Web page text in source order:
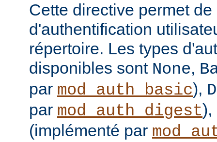
Cette directive permet
d'authentification
répertoire. Les types
disponibles sont None,
par mod_auth_basic),
par mod_auth_digest
(implémenté par